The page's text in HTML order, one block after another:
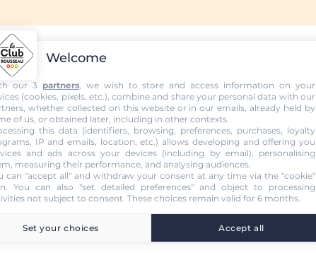
Welcome
our 3 partners, we wish to store and access information on your
(cookies, pixels, etc.), combine and share your personal data with our
whether collected on this website or in our emails, already held by
of us, or obtained later, including in other contexts.
this data (identifiers, browsing, preferences, purchases, loyalty
IP and emails, location, etc.) allows developing and offering you
and ads across your devices (including by email), personalising
measuring their performance, and analysing audiences.
can "accept all" and withdraw your consent at any time via the "cookie"
. You can also "set detailed preferences" and object to processing
not subject to consent. These choices remain valid for 6 months.
Set your choices Accept all